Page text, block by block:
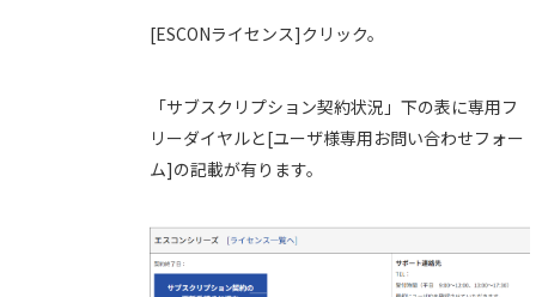
[ESCONライセンス]クリック。
「サブスクリプション契約状況」下の表に専用フ
リーダイヤルと[ユーザ様専用お問い合わせフォー
ム]の記載が有ります。